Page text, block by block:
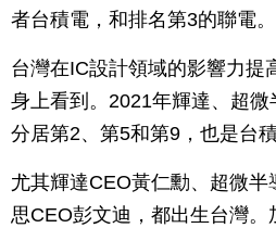
者台積電，和排名第3的聯電。
台灣在IC設計領域的影響力提
身上看到。2021年輝達、超
分居第2、第5和第9，也是台
尤其輝達CEO黃仁勳、超微
思CEO彭文迪，都出生台灣。